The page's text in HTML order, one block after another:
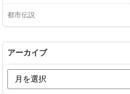
都市伝説
アーカイブ